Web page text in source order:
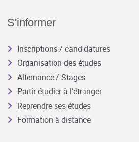
S'informer
Inscriptions / candidatures
Organisation des études
Alternance / Stages
Partir étudier à l’étranger
Reprendre ses études
Formation à distance